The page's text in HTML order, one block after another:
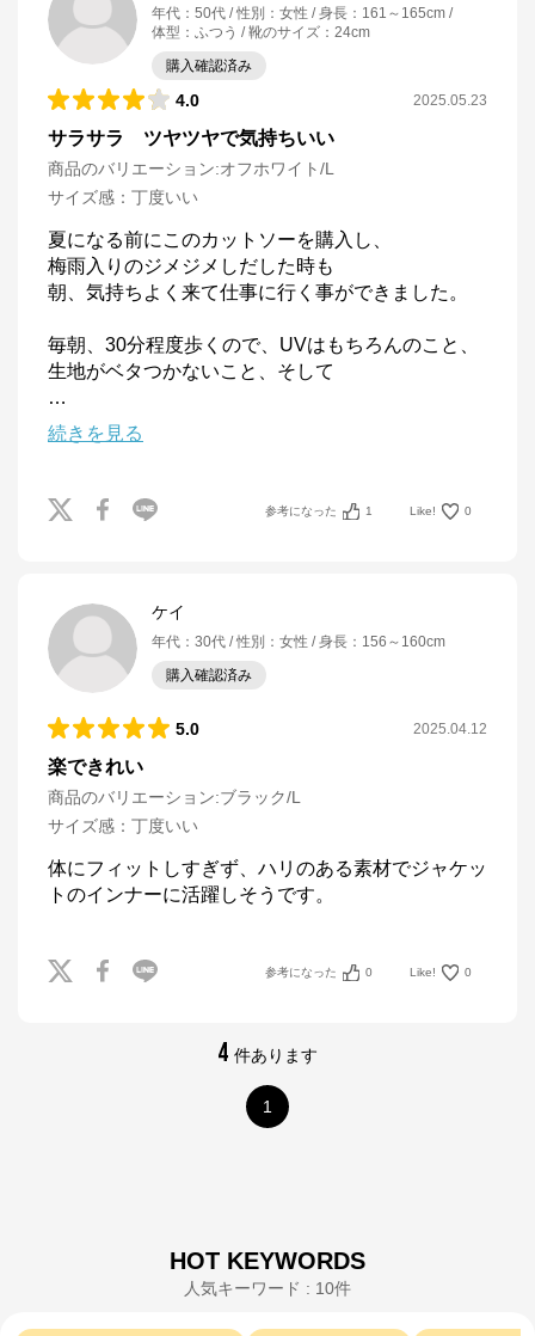
年代 ： 50代 性別 ： 女性 身長 ： 161～165cm
体型 ： ふつう 靴のサイズ ： 24cm
購入確認済み
4.0 2025.05.23
サラサラ ツヤツヤで気持ちいい
商品のバリエーション:オフホワイト/L
サイズ感 ： 丁度いい
夏になる前にこのカットソーを購入し、
梅雨入りのジメジメしだした時も
朝、気持ちよく来て仕事に行く事ができました。
毎朝、30分程度歩くので、UVはもちろんのこと、
…
続きを見る
参考になった 1 Like! 0
ケイ
年代 ： 30代 性別 ： 女性 身長 ： 156～160cm
購入確認済み
5.0 2025.04.12
楽できれい
商品のバリエーション:ブラック/L
サイズ感 ： 丁度いい
体にフィットしすぎず、ハリのある素材でジャケッ
トのインナーに活躍しそうです。
参考になった 0 Like! 0
4 件あります
1
HOT KEYWORDS
人気キーワード : 10件